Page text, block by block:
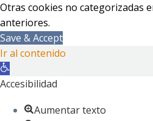
Otras cookies no categorizadas
anteriores.
Save & Accept
Ir al contenido
Abrir
barra
herramientas
Accesibilidad
Aumentar texto